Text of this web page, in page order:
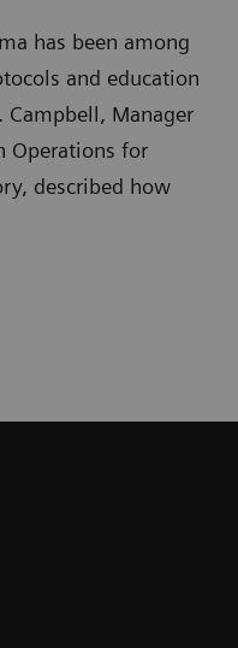
has been among
and education
Campbell, Manager
Operations for
described how